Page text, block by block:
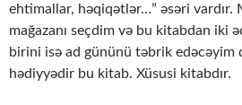
ehtimallar, həqiqətlər…” əsəri vardır.
mağazanı seçdim və bu kitabdan iki
birini isə ad gününü təbrik
hədiyyədir bu kitab. Xüsusi kitabdır.